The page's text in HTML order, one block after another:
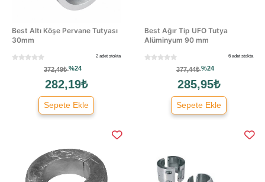
Best Altı Köşe Pervane Tutyası
30mm
2 adet stokta
372,49₺%24
282,19₺
Sepete Ekle
Best Ağır Tip UFO Tutya
Alüminyum 90 mm
6 adet stokta
377,44₺%24
285,95₺
Sepete Ekle